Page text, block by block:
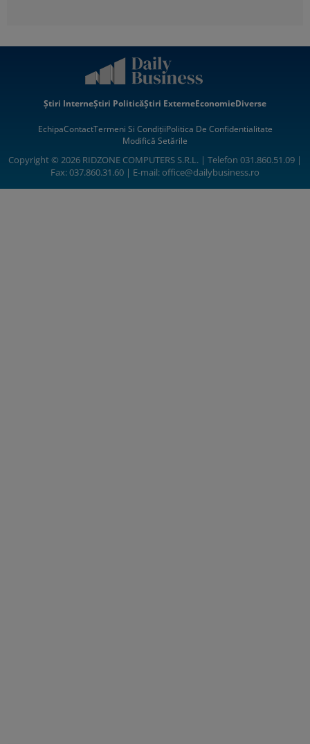
Știri InterneȘtiri PoliticăȘtiri ExterneEconomieDiverse
EchipaContactTermeni Si CondițiiPolitica De Confidentialitate
Modifică Setările
Copyright © 2026 RIDZONE COMPUTERS S.R.L. | Telefon 031.860.51.09 |
Fax: 037.860.31.60 | E-mail:office@dailybusiness.ro